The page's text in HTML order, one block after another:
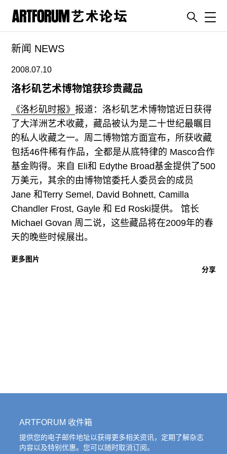
artguide
新闻
展评
杂志
专栏
视频
ENGLISH
ART & EDUCATION
广告
订阅
往期内容
新闻 NEWS
2008.07.10
洛杉矶艺术博物馆获珍贵藏品
《洛杉矶时报》报道：洛杉矶艺术博物馆近日获得
了大洋洲艺术收藏，藏品被认为是二十世纪最瞩目
的私人收藏之一。周二博物馆方面宣布，所获收藏
包括46件稀有作品，全都是从底特律的 Masco合作
基金购得。来自 Eli和 Edythe Broad基金提供了500
万美元，其余的由博物馆委托人委员会的成员
Jane 和Terry Semel, David Bohnett, Camilla
Chandler Frost, Gayle 和 Ed Roski提供。 馆长
Michael Govan 周二说，这些藏品将在2009年的春
天的晚些时候展出。
更多图片
分享
ARTFORUM 收件箱
提供您的电子邮件地址以获得更多相关资讯，定期了解杂志
内容以及特别优惠。您可以随时取消订阅。